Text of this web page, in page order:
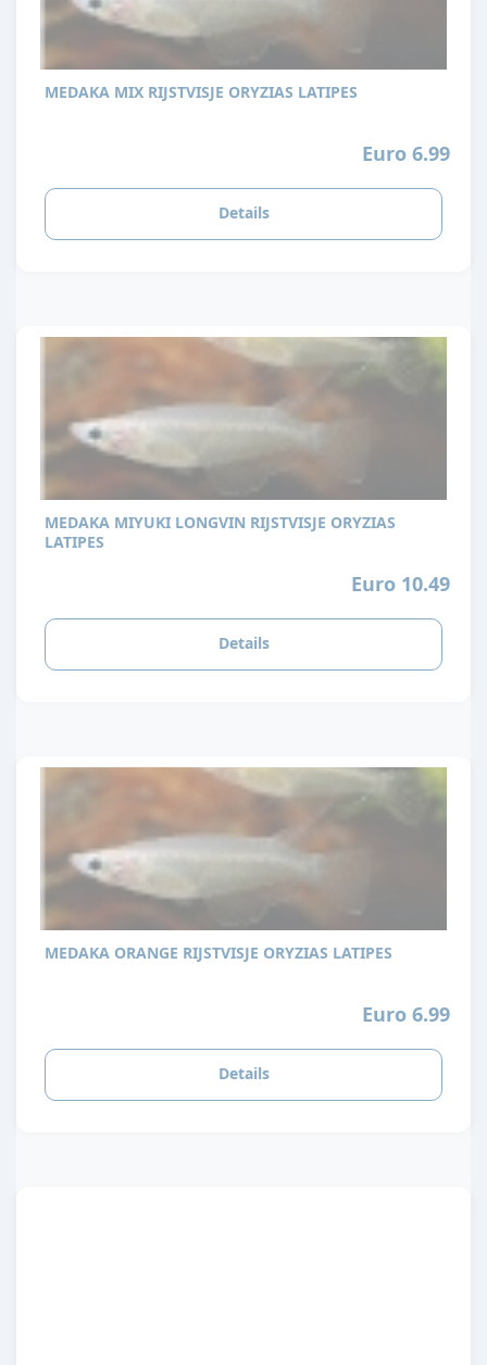
MEDAKA MIX RIJSTVISJE ORYZIAS LATIPES
Euro 6.99
Details
MEDAKA MIYUKI LONGVIN RIJSTVISJE ORYZIAS
LATIPES
Euro 10.49
Details
MEDAKA ORANGE RIJSTVISJE ORYZIAS LATIPES
Euro 6.99
Details